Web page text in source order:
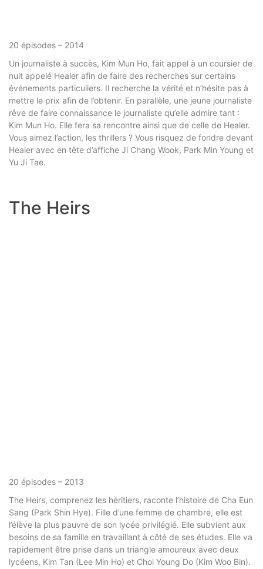
20 épisodes – 2014
Un journaliste à succès, Kim Mun Ho, fait appel à un coursier de
nuit appelé Healer afin de faire des recherches sur certains
événements particuliers. Il recherche la vérité et n’hésite pas à
mettre le prix afin de l’obtenir. En parallèle, une jeune journaliste
rêve de faire connaissance le journaliste qu’elle admire tant :
Kim Mun Ho. Elle fera sa rencontre ainsi que de celle de Healer.
Vous aimez l’action, les thrillers ? Vous risquez de fondre devant
Healer avec en tête d’affiche Ji Chang Wook, Park Min Young et
Yu Ji Tae.
The Heirs
20 épisodes – 2013
The Heirs, comprenez les héritiers, raconte l’histoire de Cha Eun
Sang (Park Shin Hye). Fille d’une femme de chambre, elle est
l’élève la plus pauvre de son lycée privilégié. Elle subvient aux
besoins de sa famille en travaillant à côté de ses études. Elle va
rapidement être prise dans un triangle amoureux avec deux
lycéens, Kim Tan (Lee Min Ho) et Choi Young Do (Kim Woo Bin).